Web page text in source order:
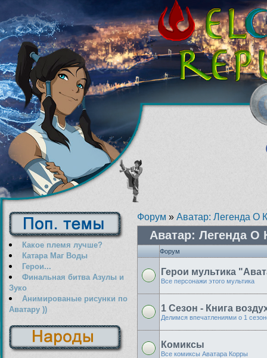
Какое племя лучше?
Катара Маг Воды
Герои...
Финальная битва Азулы и
Зуко
Анимированые рисунки по
Аватару ))
Форум » Аватар: Легенда О
Аватар: Легенда О
Форум
Герои мультика
Все персонажи этого мультика
1 Сезон - Книга
Делимся впечатлениями о 1
Комиксы
Все комиксы Аватара Корры